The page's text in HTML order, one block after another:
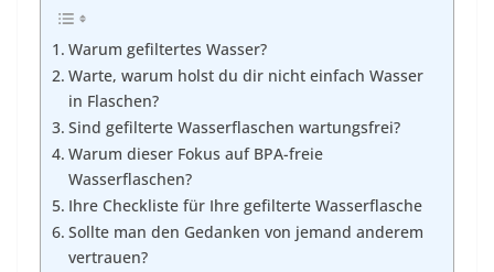
Warum gefiltertes Wasser?
Warte, warum holst du dir nicht einfach Wasser
in Flaschen?
Sind gefilterte Wasserflaschen wartungsfrei?
Warum dieser Fokus auf BPA-freie
Wasserflaschen?
Ihre Checkliste für Ihre gefilterte Wasserflasche
Sollte man den Gedanken von jemand anderem
vertrauen?